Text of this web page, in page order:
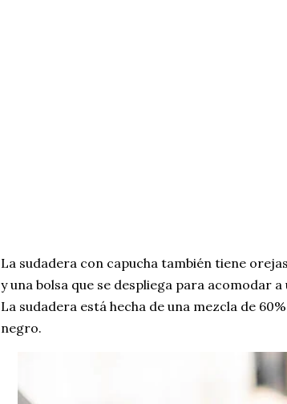
La sudadera con capucha también tiene
y una bolsa que se despliega para acomodar
La sudadera está hecha de una mezcla de
negro.